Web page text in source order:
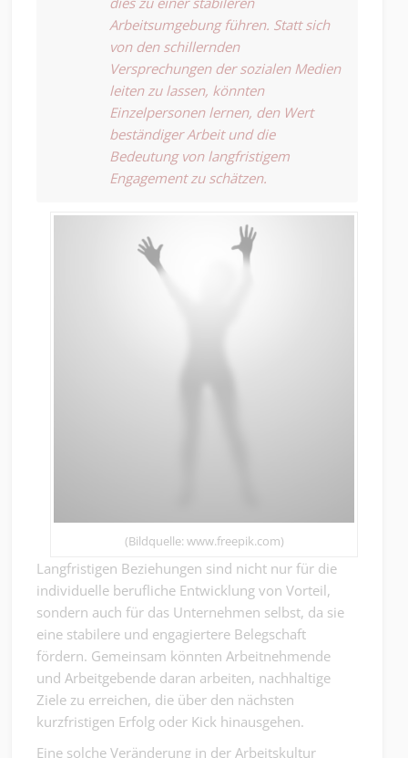
Arbeitsumgebung führen. Statt sich
von den schillernden
Versprechungen der sozialen Medien
leiten zu lassen, könnten
Einzelpersonen lernen, den Wert
beständiger Arbeit und die
Bedeutung von langfristigem
Engagement zu schätzen.
(Bildquelle: www.freepik.com)
Langfristigen Beziehungen sind nicht nur für die
individuelle berufliche Entwicklung von Vorteil,
sondern auch für das Unternehmen selbst, da sie
eine stabilere und engagiertere Belegschaft
fördern. Gemeinsam könnten Arbeitnehmende
und Arbeitgebende daran arbeiten, nachhaltige
Ziele zu erreichen, die über den nächsten
kurzfristigen Erfolg oder Kick hinausgehen.
Eine solche Veränderung in der Arbeitskultur